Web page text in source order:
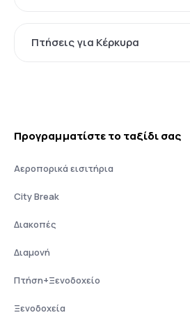
Πτήσεις για Κέρκυρα
Προγραμματίστε το ταξίδι σας
Αεροπορικά εισιτήρια
City Break
Διακοπές
Διαμονή
Πτήση+Ξενοδοχείο
Ξενοδοχεία